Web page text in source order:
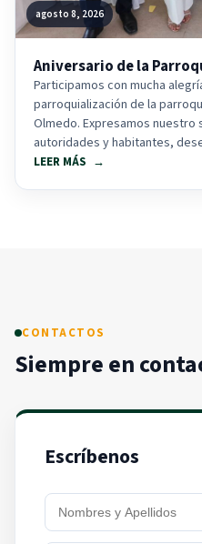
agosto 8, 2026
Aniversario de la
Participamos con mucha
parroquialización de la
Olmedo. Expresamos nuestro
autoridades y habitantes,
alcanzando...
LEER MÁS
CONTACTOS
Siempre en
Escríbenos